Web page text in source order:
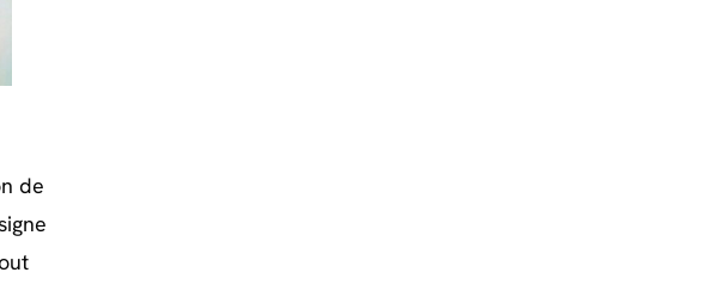
de